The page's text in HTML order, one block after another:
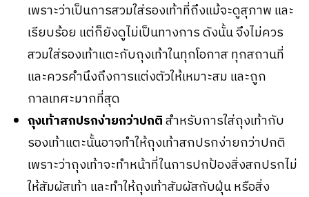
เพราะว่าเป็นการสวมใส่รองเท้าที่ถึงแม้จะดูสุภาพ และ
เรียบร้อย แต่ก็ยังดูไม่เป็นทางการ ดังนั้น จึงไม่ควร
สวมใส่รองเท้าแตะกับถุงเท้าในทุกโอกาส ทุกสถานที่
และควรคำนึงถึงการแต่งตัวให้เหมาะสม และถูก
กาลเทศะมากที่สุด
ถุงเท้าสกปรกง่ายกว่าปกติสำหรับการใส่ถุงเท้ากับ
รองเท้าแตะนั้นอาจทำให้ถุงเท้าสกปรกง่ายกว่าปกติ
เพราะว่าถุงเท้าจะทำหน้าที่ในการปกป้องสิ่งสกปรกไม่
ให้สัมผัสเท้า และทำให้ถุงเท้าสัมผัสกับฝุ่น หรือสิ่ง